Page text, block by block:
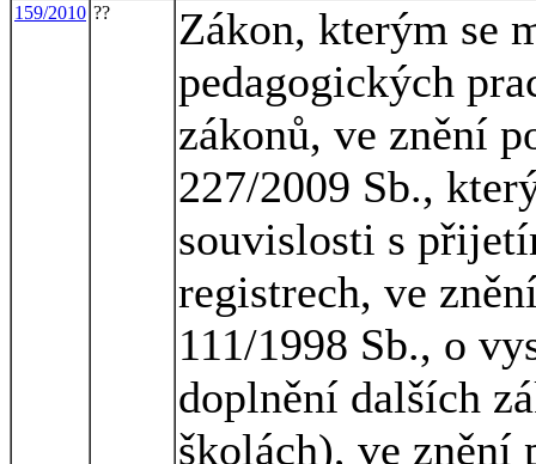
159/2010 ??
Zákon, kterým se
pedagogických
zákonů, ve znění
227/2009 Sb.,
souvislosti s
registrech, ve
111/1998 Sb., o
doplnění dalších
školách), ve znění